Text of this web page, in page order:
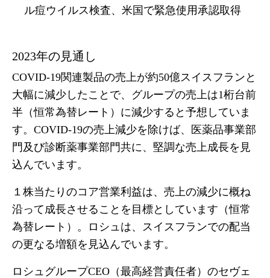
ル痘ウイルス検査、米国で緊急使用承認取得
2023年の見通し
COVID-19関連製品の売上が約50億スイスフランと
大幅に減少したことで、グループの売上は1桁台前
半（恒常為替レート）に減少すると予想していま
す。COVID-19の売上減少を除けば、医薬品事業部
門及び診断薬事業部門共に、堅調な売上成長を見
込んでいます。
１株当たりのコア営業利益は、売上の減少に概ね
沿って成長させることを目標としています（恒常
為替レート）。ロシュは、スイスフランでの配当
の更なる増額を見込んでいます。
ロシュグループCEO（最高経営責任者）のセヴェ